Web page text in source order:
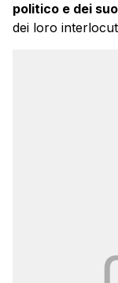
politico e dei
dei loro